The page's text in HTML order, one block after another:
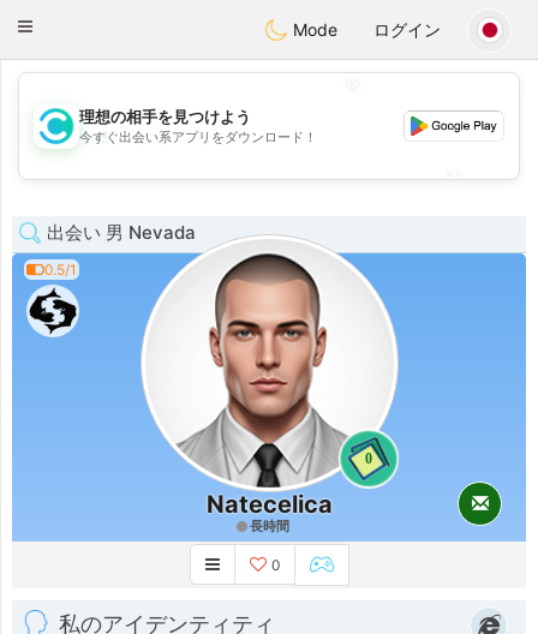
olombiaCitas
Toggle
Mode ログイン
💖
💕
理想の相手を見つけよう
今すぐ出会い系アプリをダウンロード！
出会い 男 Nevada
0.5/1
0
Natecelica
長時間
0
私のアイデンティティ